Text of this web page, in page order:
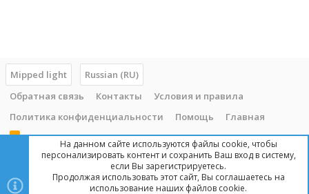
Mipped light
Russian (RU)
Обратная связь
Контакты
Условия и правила
Политика конфиденциальности
Помощь Главная
R
Copyright © 2014 - 2025, mipped.com. Все права защищены. При
На данном сайте используются файлы cookie, чтобы
персонализировать контент и сохранить Ваш вход в систему,
если Вы зарегистрируетесь.
Продолжая использовать этот сайт, Вы соглашаетесь на
использование наших файлов cookie.